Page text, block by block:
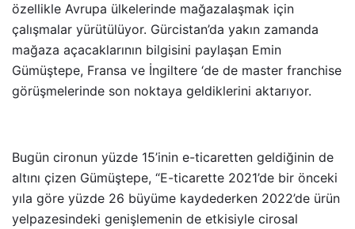
özellikle Avrupa ülkelerinde mağazalaşmak için
çalışmalar yürütülüyor. Gürcistan’da yakın zamanda
mağaza açacaklarının bilgisini paylaşan Emin
Gümüştepe, Fransa ve İngiltere ‘de de master franchise
görüşmelerinde son noktaya geldiklerini aktarıyor.
Bugün cironun yüzde 15’inin e-ticaretten geldiğinin de
altını çizen Gümüştepe, “E-ticarette 2021’de bir önceki
yıla göre yüzde 26 büyüme kaydederken 2022’de ürün
yelpazesindeki genişlemenin de etkisiyle cirosal